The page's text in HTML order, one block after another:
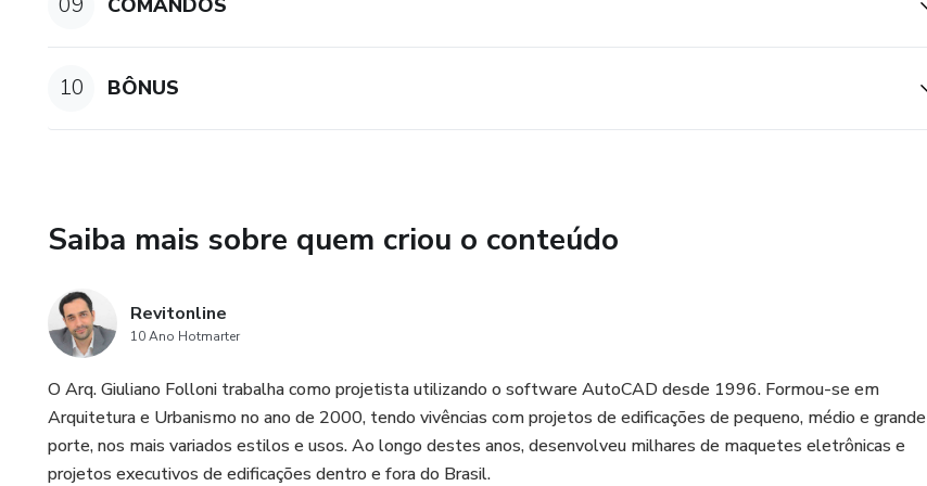
COMANDOS
10 BÔNUS
Saiba mais sobre quem criou o conteúdo
Revitonline
10 Ano Hotmarter
O Arq. Giuliano Folloni trabalha como projetista utilizando o software AutoCAD desde 1996. Formou-se em
Arquitetura e Urbanismo no ano de 2000, tendo vivências com projetos de edificações de pequeno, médio e grande
porte, nos mais variados estilos e usos. Ao longo destes anos, desenvolveu milhares de maquetes eletrônicas e
projetos executivos de edificações dentro e fora do Brasil.